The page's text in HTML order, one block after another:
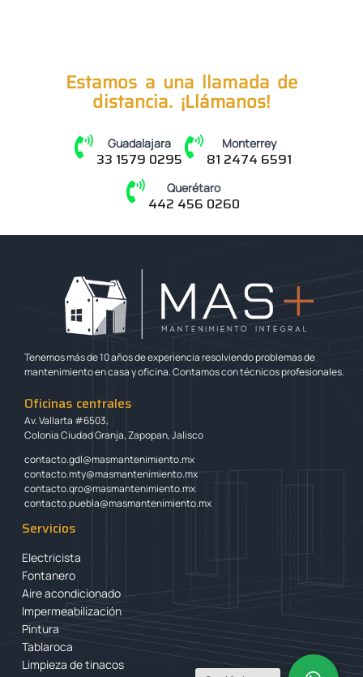
Estamos a una llamada de
distancia. ¡Llámanos!
Guadalajara
33 1579 0295
Monterrey
81 2474 6591
Querétaro
442 456 0260
Tenemos más de 10 años de experiencia resolviendo problemas de
mantenimiento en casa y oficina. Contamos con técnicos profesionales.
Oficinas centrales
Av. Vallarta #6503,
Colonia Ciudad Granja, Zapopan, Jalisco
contacto.gdl@masmantenimiento.mx
contacto.mty@masmantenimiento.mx
contacto.qro@masmantenimiento.mx
contacto.puebla@masmantenimiento.mx
Servicios
Electricista
Fontanero
Aire acondicionado
Impermeabilización
Pintura
Tablaroca
Limpieza de tinacos